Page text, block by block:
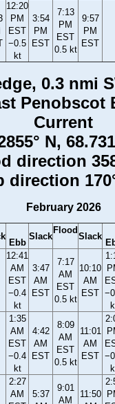
12:20
PM
EST
−0.5
kt
3:54
PM
EST
7:13
PM
EST
0.5 kt
9:57
PM
EST
0.3 nmi
Penobscot
Current
N,
direction
direction
February 2026
Ebb
Slack
Flood
Slack
12:41
AM
EST
−0.4
kt
3:47
AM
EST
7:17
AM
EST
0.5 kt
10:10
AM
EST
1:35
AM
EST
−0.4
kt
4:42
AM
EST
8:09
AM
EST
0.5 kt
11:01
AM
EST
2:27
AM
5:37
9:01
AM
11:50